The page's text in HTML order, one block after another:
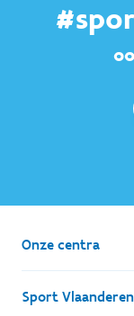
Onze centra
Sport